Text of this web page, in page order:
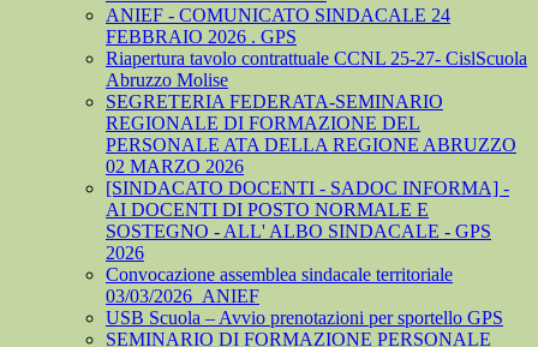
ANIEF - COMUNICATO SINDACALE 24
FEBBRAIO 2026 . GPS
Riapertura tavolo contrattuale CCNL 25-27- CislScuola
Abruzzo Molise
SEGRETERIA FEDERATA-SEMINARIO
REGIONALE DI FORMAZIONE DEL
PERSONALE ATA DELLA REGIONE ABRUZZO
02 MARZO 2026
[SINDACATO DOCENTI - SADOC INFORMA] -
AI DOCENTI DI POSTO NORMALE E
SOSTEGNO - ALL' ALBO SINDACALE - GPS
2026
Convocazione assemblea sindacale territoriale
03/03/2026_ANIEF
USB Scuola – Avvio prenotazioni per sportello GPS
SEMINARIO DI FORMAZIONE PERSONALE